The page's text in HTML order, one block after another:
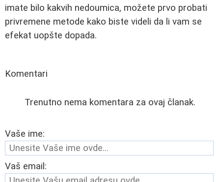
imate bilo kakvih nedoumica, možete prvo probati
privremene metode kako biste videli da li vam se
efekat uopšte dopada.
Komentari
Trenutno nema komentara za ovaj članak.
Vaše ime:
Vaš email: